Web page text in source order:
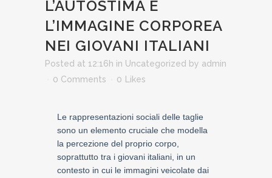
L’AUTOSTIMA E
L’IMMAGINE CORPOREA
NEI GIOVANI ITALIANI
Posted at 12:16h in Uncategorized by admin
0 Comments
0 Likes
Le rappresentazioni sociali delle taglie
sono un elemento cruciale che modella
la percezione del proprio corpo,
soprattutto tra i giovani italiani, in un
contesto in cui le immagini veicolate dai